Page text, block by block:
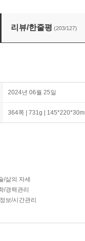
리뷰/한줄평 (203/127)
2024년 06월 25일
364쪽 | 731g |
/삶의 자세
/경력관리
보/시간관리